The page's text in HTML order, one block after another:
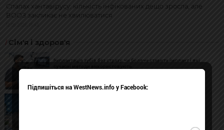
Спалах хантавірусу: кількість інфікованих дещо зросла, але
ВООЗ закликає не хвилюватися
Сім'я і здоров'я
Імплантація зубів без страху: чи боляче ставити імплант і які
Підпишіться на WestNews.info у Facebook: